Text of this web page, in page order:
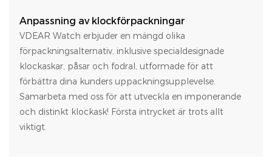
Anpassning av klockförpackningar
VDEAR Watch erbjuder en mängd olika
förpackningsalternativ, inklusive specialdesignade
klockaskar, påsar och fodral, utformade för att
förbättra dina kunders uppackningsupplevelse.
Samarbeta med oss ​​för att utveckla en imponerande
och distinkt klockask! Första intrycket är trots allt
viktigt.